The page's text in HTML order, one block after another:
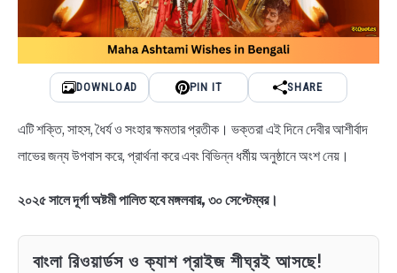
DOWNLOAD PIN IT SHARE
এটি শক্তি, সাহস, ধৈর্য ও সংহার ক্ষমতার প্রতীক। ভক্তরা এই দিনে দেবীর আশীর্বাদ
লাভের জন্য উপবাস করে, প্রার্থনা করে এবং বিভিন্ন ধর্মীয় অনুষ্ঠানে অংশ নেয়।
২০২৫ সালে দূর্গা অষ্টমী পালিত হবে মঙ্গলবার, ৩০ সেপ্টেম্বর।
বাংলা রিওয়ার্ডস ও ক্যাশ প্রাইজ শীঘ্রই আসছে!